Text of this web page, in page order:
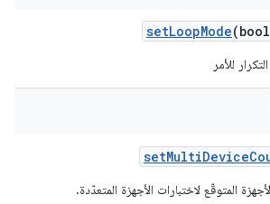
setLoopMode
للأمر
setMultiDevice
المتوقّع لاختبارات الأجهزة المتعدّدة.